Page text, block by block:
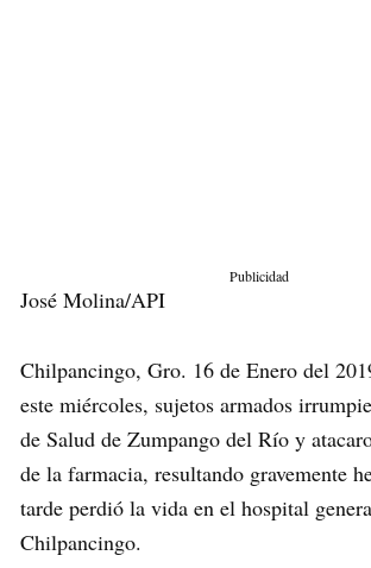
Publicidad
José Molina/API
Chilpancingo, Gro. 16 de Enero del
este miércoles, sujetos armados
de Salud de Zumpango del Río y
de la farmacia, resultando gravemente
tarde perdió la vida en el hospital
Chilpancingo.